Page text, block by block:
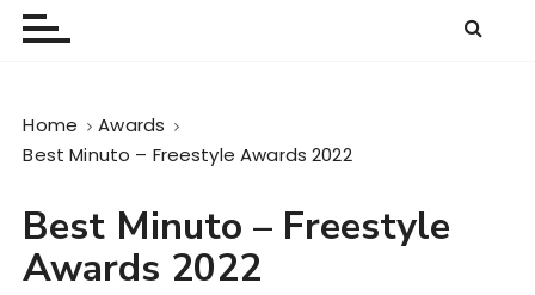
Home
Awards
Best Minuto – Freestyle Awards 2022
Best Minuto – Freestyle
Awards 2022